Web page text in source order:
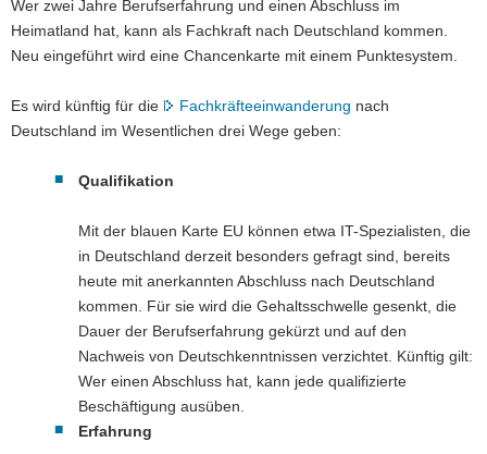
Wer zwei Jahre Berufserfahrung und einen Abschluss im
Heimatland hat, kann als Fachkraft nach Deutschland kommen.
Neu eingeführt wird eine Chancenkarte mit einem Punktesystem.
Es wird künftig für die Fachkräfteeinwanderung nach
Deutschland im Wesentlichen drei Wege geben:
Qualifikation
Mit der blauen Karte EU können etwa IT-Spezialisten, die
in Deutschland derzeit besonders gefragt sind, bereits
heute mit anerkannten Abschluss nach Deutschland
kommen. Für sie wird die Gehaltsschwelle gesenkt, die
Dauer der Berufserfahrung gekürzt und auf den
Nachweis von Deutschkenntnissen verzichtet. Künftig gilt:
Wer einen Abschluss hat, kann jede qualifizierte
Beschäftigung ausüben.
Erfahrung